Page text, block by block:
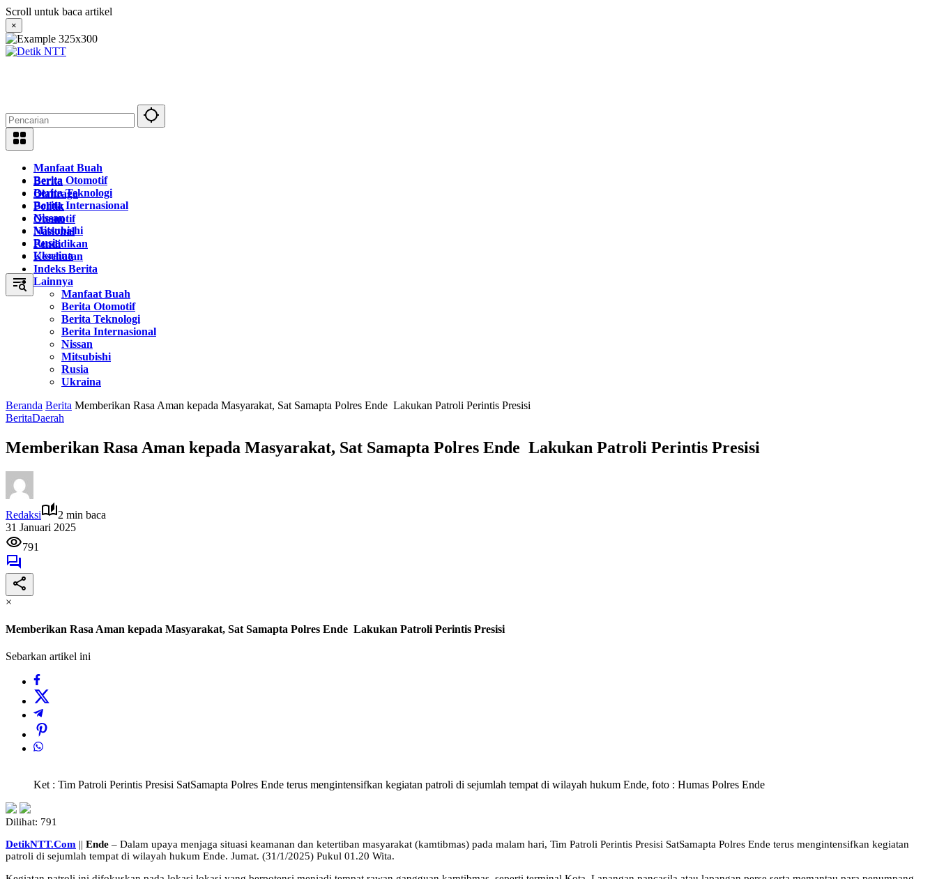
Langsung
ke
konten
Scroll untuk baca artikel
×
Manfaat Buah
Berita Otomotif
Berita Teknologi
Berita Internasional
Nissan
Mitsubishi
Rusia
Ukraina
Berita
Olahraga
Politik
Otomotif
Nasional
Pendidikan
Kesehatan
Indeks Berita
Lainnya
Manfaat Buah
Berita Otomotif
Berita Teknologi
Berita Internasional
Nissan
Mitsubishi
Rusia
Ukraina
Beranda Berita Memberikan Rasa Aman kepada Masyarakat, Sat Samapta Polres Ende Lakukan Patroli Perintis Presisi
BeritaDaerah
Memberikan Rasa Aman kepada Masyarakat, Sat Samapta Polres Ende Lakukan Patroli Perintis Presisi
Redaksi
2 min baca
31 Januari 2025
791
×
Memberikan Rasa Aman kepada Masyarakat, Sat Samapta Polres Ende Lakukan Patroli Perintis Presisi
Sebarkan artikel ini
Ket : Tim Patroli Perintis Presisi SatSamapta Polres Ende terus mengintensifkan kegiatan patroli di sejumlah tempat di wilayah hukum Ende, foto : Humas Polres Ende
Dilihat: 791
DetikNTT.Com || Ende – Dalam upaya menjaga situasi keamanan dan ketertiban masyarakat (kamtibmas) pada malam hari, Tim Patroli Perintis Presisi SatSamapta Polres Ende terus mengintensifkan kegiatan
patroli di sejumlah tempat di wilayah hukum Ende. Jumat. (31/1/2025) Pukul 01.20 Wita.